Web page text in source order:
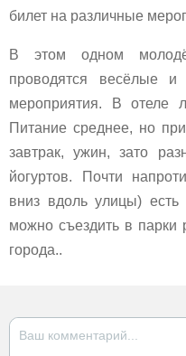
билет на различные
В этом одном
проводятся весёлые и
мероприятия. В отеле
Питание среднее, но
завтрак, ужин, зато
йогуртов. Почти
вниз вдоль улицы) есть
можно съездить в парки
города..